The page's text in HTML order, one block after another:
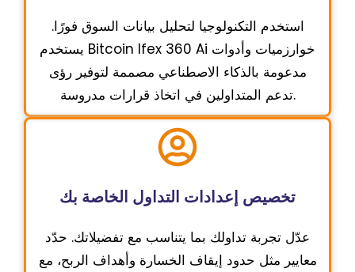
استخدم التكنولوجيا لتحليل بيانات السوق فورًا.
يستخدم Bitcoin Ifex 360 Ai خوارزميات وأدوات
مدعومة بالذكاء الاصطناعي مصممة لتوفير رؤى
تدعم المتداولين في اتخاذ قرارات مدروسة.
تخصيص إعدادات التداول الخاصة بك
عدّل تجربة تداولك بما يتناسب مع تفضيلاتك. حدّد
معايير مثل حدود إيقاف الخسارة وأهداف الربح، مع